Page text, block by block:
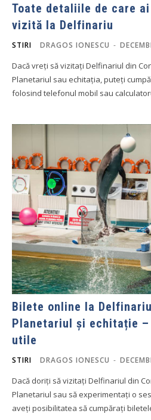
Toate detaliile de care
vizită la Delfinariu
STIRI DRAGOS IONESCU -
Dacă vreți să vizitați Delfinariul din
Planetariul sau echitația, puteți
folosind telefonul mobil sau
Bilete online la
Planetariul și echitație
utile
STIRI DRAGOS IONESCU -
Dacă doriți să vizitați Delfinariul din
Planetariul sau să experimentați o
aveți posibilitatea să cumpărați